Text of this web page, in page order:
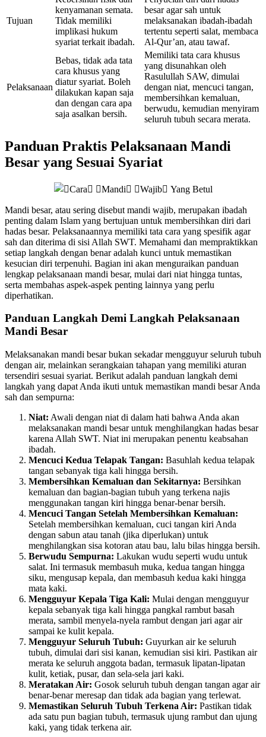
Tujuan
kenyamanan semata.
Tidak memiliki
implikasi hukum
syariat terkait ibadah.
besar agar sah untuk
melaksanakan ibadah-ibadah
tertentu seperti salat, membaca
Al-Qur’an, atau tawaf.
Pelaksanaan
Bebas, tidak ada tata
cara khusus yang
diatur syariat. Boleh
dilakukan kapan saja
dan dengan cara apa
saja asalkan bersih.
Memiliki tata cara khusus
yang disunahkan oleh
Rasulullah SAW, dimulai
dengan niat, mencuci tangan,
membersihkan kemaluan,
berwudu, kemudian menyiram
seluruh tubuh secara merata.
Panduan Praktis Pelaksanaan Mandi
Besar yang Sesuai Syariat
Mandi besar, atau sering disebut mandi wajib, merupakan ibadah
penting dalam Islam yang bertujuan untuk membersihkan diri dari
hadas besar. Pelaksanaannya memiliki tata cara yang spesifik agar
sah dan diterima di sisi Allah SWT. Memahami dan mempraktikkan
setiap langkah dengan benar adalah kunci untuk memastikan
kesucian diri terpenuhi. Bagian ini akan menguraikan panduan
lengkap pelaksanaan mandi besar, mulai dari niat hingga tuntas,
serta membahas aspek-aspek penting lainnya yang perlu
diperhatikan.
Panduan Langkah Demi Langkah Pelaksanaan
Mandi Besar
Melaksanakan mandi besar bukan sekadar mengguyur seluruh tubuh
dengan air, melainkan serangkaian tahapan yang memiliki aturan
tersendiri sesuai syariat. Berikut adalah panduan langkah demi
langkah yang dapat Anda ikuti untuk memastikan mandi besar Anda
sah dan sempurna:
Niat: Awali dengan niat di dalam hati bahwa Anda akan
melaksanakan mandi besar untuk menghilangkan hadas besar
karena Allah SWT. Niat ini merupakan penentu keabsahan
ibadah.
Mencuci Kedua Telapak Tangan: Basuhlah kedua telapak
tangan sebanyak tiga kali hingga bersih.
Membersihkan Kemaluan dan Sekitarnya: Bersihkan
kemaluan dan bagian-bagian tubuh yang terkena najis
menggunakan tangan kiri hingga benar-benar bersih.
Mencuci Tangan Setelah Membersihkan Kemaluan:
Setelah membersihkan kemaluan, cuci tangan kiri Anda
dengan sabun atau tanah (jika diperlukan) untuk
menghilangkan sisa kotoran atau bau, lalu bilas hingga bersih.
Berwudu Sempurna: Lakukan wudu seperti wudu untuk
salat. Ini termasuk membasuh muka, kedua tangan hingga
siku, mengusap kepala, dan membasuh kedua kaki hingga
mata kaki.
Mengguyur Kepala Tiga Kali: Mulai dengan mengguyur
kepala sebanyak tiga kali hingga pangkal rambut basah
merata, sambil menyela-nyela rambut dengan jari agar air
sampai ke kulit kepala.
Mengguyur Seluruh Tubuh: Guyurkan air ke seluruh
tubuh, dimulai dari sisi kanan, kemudian sisi kiri. Pastikan air
merata ke seluruh anggota badan, termasuk lipatan-lipatan
kulit, ketiak, pusar, dan sela-sela jari kaki.
Meratakan Air: Gosok seluruh tubuh dengan tangan agar air
benar-benar meresap dan tidak ada bagian yang terlewat.
Memastikan Seluruh Tubuh Terkena Air: Pastikan tidak
ada satu pun bagian tubuh, termasuk ujung rambut dan ujung
kaki, yang tidak terkena air.